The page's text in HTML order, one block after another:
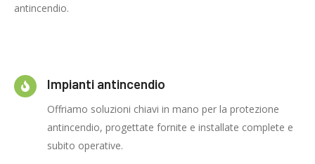
antincendio.
Impianti antincendio
Offriamo soluzioni chiavi in mano per la protezione
antincendio, progettate fornite e installate complete e
subito operative.